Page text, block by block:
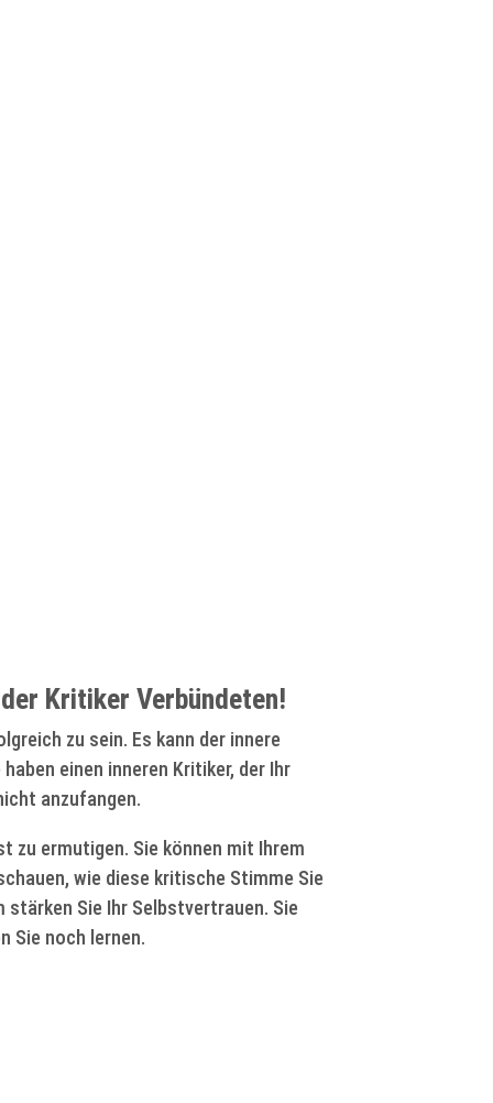
Kritiker Verbündeten!
zu sein. Es kann der innere
einen inneren Kritiker, der Ihr
anzufangen.
zu ermutigen. Sie können mit Ihrem
wie diese kritische Stimme Sie
Sie Ihr Selbstvertrauen. Sie
Sie noch lernen.